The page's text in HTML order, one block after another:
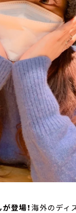
登場！海外のディ